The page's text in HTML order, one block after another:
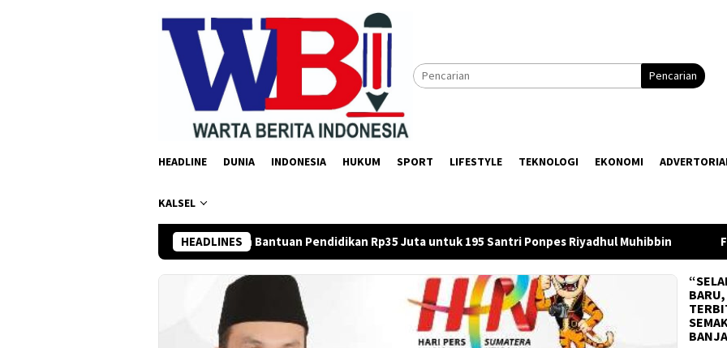
Pencarian
HEADLINE DUNIA INDONESIA HUKUM SPORT LIFESTYLE TEKNOLOGI EKONOMI
KALSEL
HEADLINES
Balangan Salurkan Bantuan Pendidikan Rp35 Juta untuk 195 Santri Ponpes Riyadhul Muhibbin Firman Yusi Minta OPD